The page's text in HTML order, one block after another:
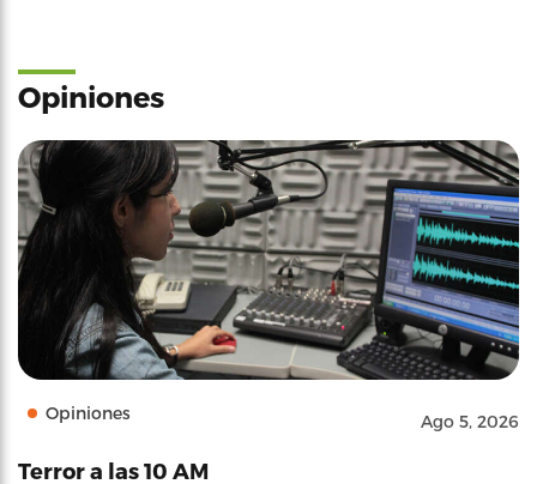
Opiniones
Opiniones Ago 5, 2026
Terror a las 10 AM